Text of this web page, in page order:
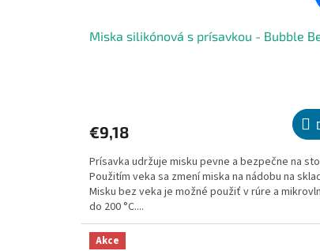
Miska silikónová s prísavkou - Bubble
je
z
5
hviezdičiek.
€9,18
Prísavka udržuje misku pevne a bezpečne na
Použitím veka sa zmení miska na nádobu na
Misku bez veka je možné použiť v rúre a
do 200 °C....
Akce